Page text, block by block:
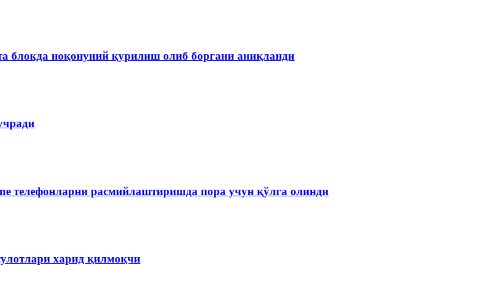
блокда ноқонуний қурилиш олиб боргани аниқланди
телефонларни расмийлаштиришда пора учун қўлга олинди
харид қилмоқчи